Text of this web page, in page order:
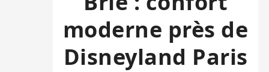
moderne près de
Disneyland Paris